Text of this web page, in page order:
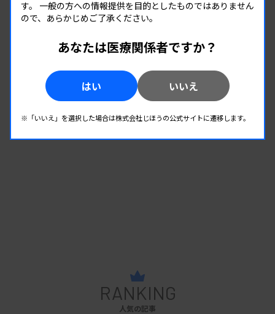
2026.08.26（水）-2026.08.26（水）
和歌山県臨床検査技師会
病理・細胞
RANKING
人気の記事
す。 一般の方への情報提供を目的としたものではありません
ので、あらかじめご了承ください。
あなたは医療関係者ですか？
はい いいえ
※「いいえ」を選択した場合は株式会社じほうの公式サイトに遷移します。